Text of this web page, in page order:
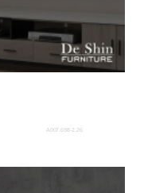
A007.698-2.26